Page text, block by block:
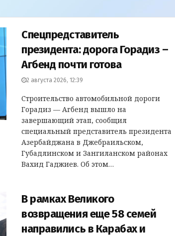
Спецпредставитель
президента: дорога Горадиз –
Агбенд почти готова
2 августа 2026, 12:39
Строительство автомобильной дороги
Горадиз — Агбенд вышло на
завершающий этап, сообщил
специальный представитель президента
Азербайджана в Джебраильском,
Губадлинском и Зангиланском районах
Вахид Гаджиев. Об этом…
В рамках Великого
возвращения еще 58 семей
направились в Карабах и